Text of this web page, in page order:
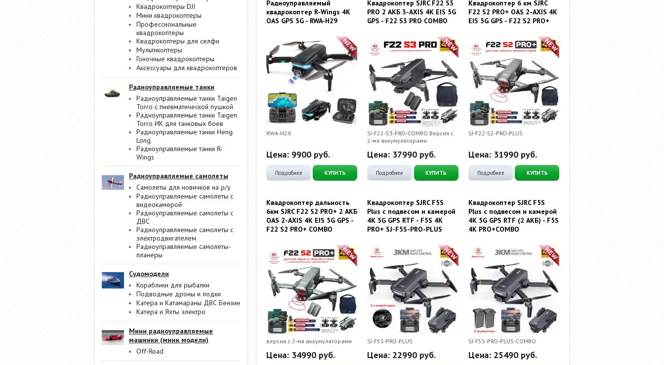
Квадрокоптеры DJI
Мини квадрокоптеры
Профессиональные
квадрокоптеры
Квадрокоптеры для селфи
Мультикоптеры
Гоночные квадрокоптеры
Аксессуары для квадрокоптеров
Радиоуправляемые танки
Радиоуправляемые танки Taigen
Torro с пневматической пушкой
Радиоуправляемые танки Taigen
Torro ИК для танковых боев
Радиоуправляемые танки Heng
Long
Радиоуправляемые танки R-
Wings
Радиоуправляемые самолеты
Самолеты для новичков на р/у
Радиоуправляемые самолеты с
видеокамерой
Радиоуправляемые самолеты с
ДВС
Радиоуправляемые самолеты с
электродвигателем
Радиоуправляемые самолеты-
планеры
Судомодели
Кораблики для рыбалки
Подводные дроны и лодки
Катера и Катамараны ДВС Бензин
Катера и Яхты электро
Мини радиоуправляемые
машинки (мини модели)
Off-Road
Радиоуправляемый
квадрокоптер R-Wings 4K
OAS GPS 5G - RWA-H29
RWA-H29
Цена: 9900 руб.
Подробнее КУПИТЬ
Квадрокоптер SJRC F22 S3
PRO 2 АКБ 3-AXIS 4K EIS 5G
GPS - F22 S3 PRO COMBO
SJ-F22-S3-PRO-COMBO Версия с
2-мя аккумуляторами
Цена: 37990 руб.
Подробнее КУПИТЬ
Квадрокоптер 6 км SJRC
F22 S2 PRO+ OAS 2-AXIS 4K
EIS 5G GPS - F22 S2 PRO+
SJ-F22-S2-PRO-PLUS
Цена: 31990руб.
Подробнее КУПИТЬ
Квадрокоптер дальность
6км SJRC F22 S2 PRO+ 2 АКБ
OAS 2-AXIS 4K EIS 5G GPS -
F22 S2 PRO+ COMBO
версия с 2-мя аккумуляторами
Цена: 34990 руб.
Квадрокоптер SJRC F5S
Plus с подвесом и камерой
4K 5G GPS RTF - F5S 4K
PRO+ SJ-F5S-PRO-PLUS
SJ-F5S-PRO-PLUS
Цена: 22990 руб.
Квадрокоптер SJRC F5S
Plus с подвесом и камерой
4K 5G GPS RTF (2 АКБ) - F5S
4K PRO+COMBO
SJ-F5S-PRO-PLUS-COMBO
Цена: 25490руб.